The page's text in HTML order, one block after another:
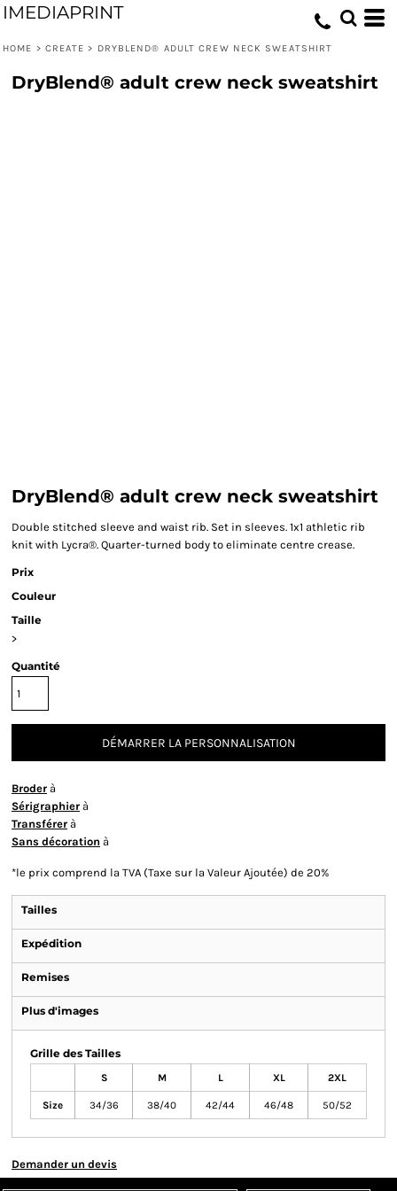
IMEDIAPRINT
HOME > CREATE > DRYBLEND® ADULT CREW NECK SWEATSHIRT
DryBlend® adult crew neck sweatshirt
DryBlend® adult crew neck sweatshirt
Double stitched sleeve and waist rib. Set in sleeves. 1x1 athletic rib
knit with Lycra®. Quarter-turned body to eliminate centre crease.
Prix
Couleur
Taille
>
Quantité
DÉMARRER LA PERSONNALISATION
Broder à
Sérigraphier à
Transférer à
Sans décoration à
*le prix comprend la TVA (Taxe sur la Valeur Ajoutée) de 20%
Tailles
Expédition
Remises
Plus d'images
Grille des Tailles
S M L XL 2XL
Size 34/36 38/40 42/44 46/48 50/52
Demander un devis